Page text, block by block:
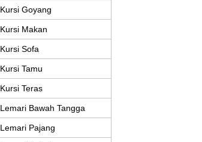
Kursi Goyang
Kursi Makan
Kursi Sofa
Kursi Tamu
Kursi Teras
Lemari Bawah Tangga
Lemari Pajang